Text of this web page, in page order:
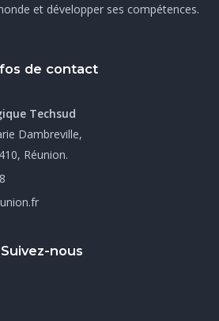
et développer ses compétences.
de contact
Techsud
Dambreville,
Réunion.
Suivez-nous